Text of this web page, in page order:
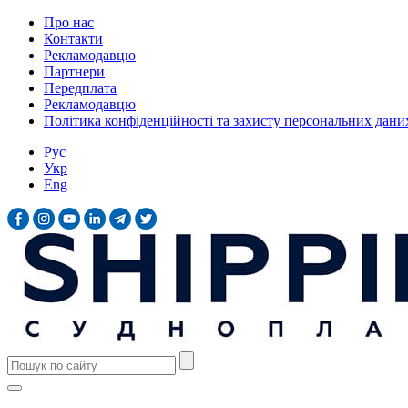
Про нас
Контакти
Рекламодавцю
Партнери
Передплата
Рекламодавцю
Політика конфіденційності та захисту персональних
Рус
Укр
Eng